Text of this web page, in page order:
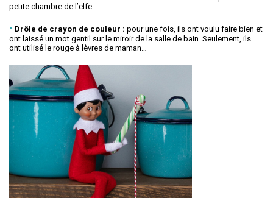
petite chambre de l’elfe.
Drôle de crayon de couleur : pour une fois, ils ont voulu faire bien et
ont laissé un mot gentil sur le miroir de la salle de bain. Seulement, ils
ont utilisé le rouge à lèvres de maman…